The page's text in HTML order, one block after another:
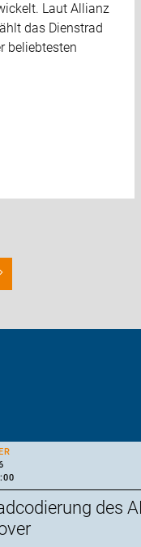
Laut Allianz
das Dienstrad
beliebtesten
des